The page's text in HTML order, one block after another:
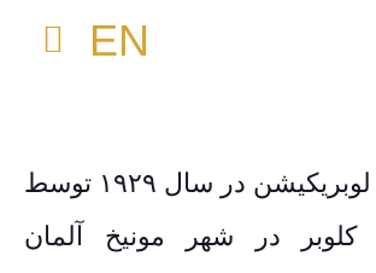
EN
شرکت کلوبر لوبریکیشن در سال ۱۹۲۹ توسط
کلوبر در شهر مونیخ آلمان